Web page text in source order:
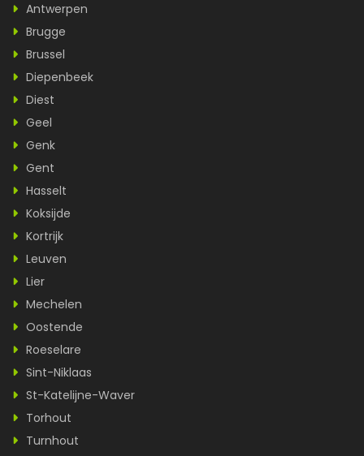
Antwerpen
Brugge
Brussel
Diepenbeek
Diest
Geel
Genk
Gent
Hasselt
Koksijde
Kortrijk
Leuven
Lier
Mechelen
Oostende
Roeselare
Sint-Niklaas
St-Katelijne-Waver
Torhout
Turnhout